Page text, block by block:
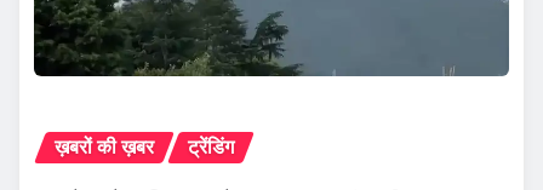
ख़बरों की ख़बर ट्रेंडिंग